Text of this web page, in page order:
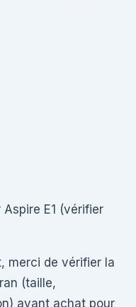
E1 (vérifier
merci de vérifier la
(taille,
avant achat pour